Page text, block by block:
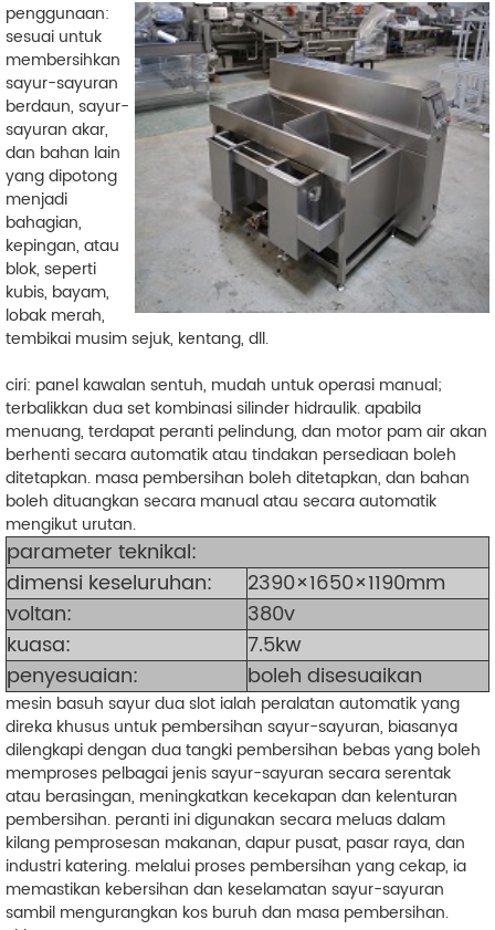
penggunaan:
sesuai untuk
membersihkan
sayur-sayuran
berdaun, sayur-
sayuran akar,
dan bahan lain
yang dipotong
menjadi
bahagian,
kepingan, atau
blok, seperti
kubis, bayam,
lobak merah,
tembikai musim sejuk, kentang, dll.
ciri: panel kawalan sentuh, mudah untuk operasi manual;
terbalikkan dua set kombinasi silinder hidraulik. apabila
menuang, terdapat peranti pelindung, dan motor pam air akan
berhenti secara automatik atau tindakan persediaan boleh
ditetapkan. masa pembersihan boleh ditetapkan, dan bahan
boleh dituangkan secara manual atau secara automatik
mengikut urutan.
parameter teknikal:
dimensi keseluruhan:
2390×1650×1190mm
voltan:
380v
kuasa:
7.5kw
penyesuaian:
boleh disesuaikan
mesin basuh sayur dua slot ialah peralatan automatik yang
direka khusus untuk pembersihan sayur-sayuran, biasanya
dilengkapi dengan dua tangki pembersihan bebas yang boleh
memproses pelbagai jenis sayur-sayuran secara serentak
atau berasingan, meningkatkan kecekapan dan kelenturan
pembersihan. peranti ini digunakan secara meluas dalam
kilang pemprosesan makanan, dapur pusat, pasar raya, dan
industri katering. melalui proses pembersihan yang cekap, ia
memastikan kebersihan dan keselamatan sayur-sayuran
sambil mengurangkan kos buruh dan masa pembersihan.